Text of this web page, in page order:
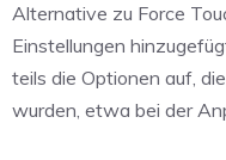
Alternative zu Force
Einstellungen
teils die Optionen auf,
wurden, etwa bei der